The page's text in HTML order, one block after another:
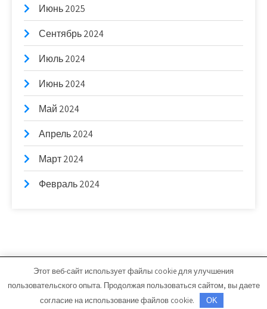
Июнь 2025
Сентябрь 2024
Июль 2024
Июнь 2024
Май 2024
Апрель 2024
Март 2024
Февраль 2024
bb-stroim.ru - Работает на WordPress
Тема от Grace Themes
Этот веб-сайт использует файлы cookie для улучшения
пользовательского опыта. Продолжая пользоваться сайтом, вы даете
согласие на использование файлов cookie.
OK